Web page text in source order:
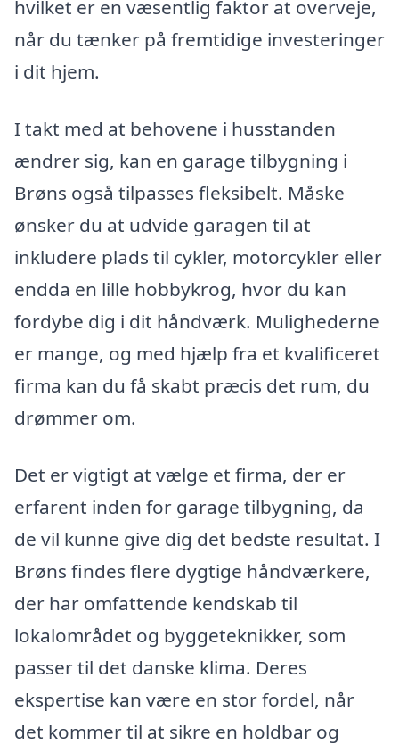
hvilket er en væsentlig faktor at overveje,
når du tænker på fremtidige investeringer
i dit hjem.
I takt med at behovene i husstanden
ændrer sig, kan en garage tilbygning i
Brøns også tilpasses fleksibelt. Måske
ønsker du at udvide garagen til at
inkludere plads til cykler, motorcykler eller
endda en lille hobbykrog, hvor du kan
fordybe dig i dit håndværk. Mulighederne
er mange, og med hjælp fra et kvalificeret
firma kan du få skabt præcis det rum, du
drømmer om.
Det er vigtigt at vælge et firma, der er
erfarent inden for garage tilbygning, da
de vil kunne give dig det bedste resultat. I
Brøns findes flere dygtige håndværkere,
der har omfattende kendskab til
lokalområdet og byggeteknikker, som
passer til det danske klima. Deres
ekspertise kan være en stor fordel, når
det kommer til at sikre en holdbar og